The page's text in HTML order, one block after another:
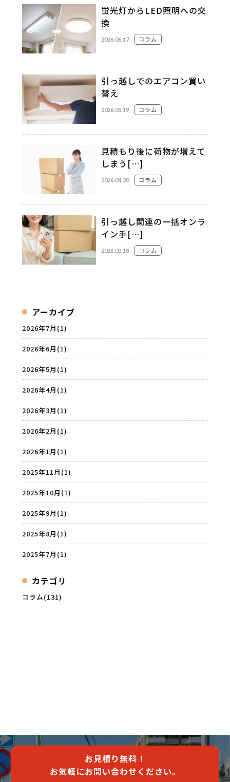
蛍光灯からLED照明への交
換
2026.06.17 コラム
引っ越しでのエアコン買い
替え
2026.05.19 コラム
見積もり後に荷物が増えて
しまう[…]
2026.04.20 コラム
引っ越し関連の一括オンラ
イン手[…]
2026.03.18 コラム
アーカイブ
2026年7月 (1)
2026年6月 (1)
2026年5月 (1)
2026年4月 (1)
2026年3月 (1)
2026年2月 (1)
2026年1月 (1)
2025年11月 (1)
2025年10月 (1)
2025年9月 (1)
2025年8月 (1)
2025年7月 (1)
カテゴリ
コラム(131)
お見積り無料！
お気軽にお問い合わせください。